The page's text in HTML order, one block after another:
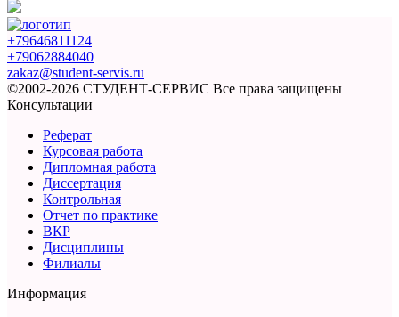
+79646811124
+79062884040
zakaz@student-servis.ru
©2002-2026 СТУДЕНТ-СЕРВИС Все права защищены
Консультации
Реферат
Курсовая работа
Дипломная работа
Диссертация
Контрольная
Отчет по практике
ВКР
Дисциплины
Филиалы
Информация